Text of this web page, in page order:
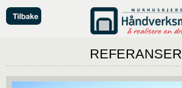
REFERANSER